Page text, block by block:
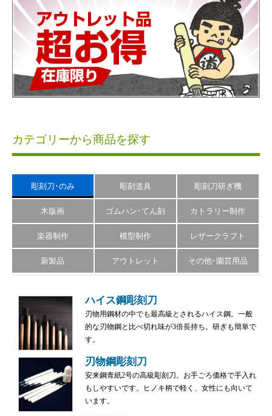
カテゴリーから商品を探す
彫刻刀･のみ 彫刻道具 彫刻刀研ぎ機
木版画 ゴムハン･てん刻 カトラリー制作
楽器制作 模型制作 レザークラフト
新製品 アウトレット その他･園芸用品
ハイス鋼彫刻刀
刃物用鋼材の中でも最高級とされるハイス鋼。一般
的な刃物鋼と比べ切れ味が3倍長持ち。研ぎも簡単で
す。
刃物鋼彫刻刀
安来鋼青紙2号の高級彫刻刀。お手ごろ価格で手入れ
もしやすいです。ヒノキ柄で軽く、女性にも向いて
います。